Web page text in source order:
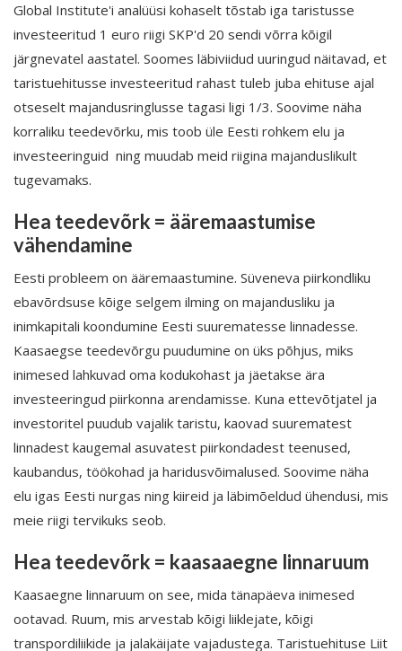
Global Institute'i analüüsi kohaselt tõstab iga taristusse
investeeritud 1 euro riigi SKP'd 20 sendi võrra kõigil
järgnevatel aastatel. Soomes läbiviidud uuringud näitavad, et
taristuehitusse investeeritud rahast tuleb juba ehituse ajal
otseselt majandusringlusse tagasi ligi 1/3. Soovime näha
korraliku teedevõrku, mis toob üle Eesti rohkem elu ja
investeeringuid ning muudab meid riigina majanduslikult
tugevamaks.
Hea teedevõrk = ääremaastumise
vähendamine
Eesti probleem on ääremaastumine. Süveneva piirkondliku
ebavõrdsuse kõige selgem ilming on majandusliku ja
inimkapitali koondumine Eesti suurematesse linnadesse.
Kaasaegse teedevõrgu puudumine on üks põhjus, miks
inimesed lahkuvad oma kodukohast ja jäetakse ära
investeeringud piirkonna arendamisse. Kuna ettevõtjatel ja
investoritel puudub vajalik taristu, kaovad suurematest
linnadest kaugemal asuvatest piirkondadest teenused,
kaubandus, töökohad ja haridusvõimalused. Soovime näha
elu igas Eesti nurgas ning kiireid ja läbimõeldud ühendusi, mis
meie riigi tervikuks seob.
Hea teedevõrk = kaasaaegne linnaruum
Kaasaegne linnaruum on see, mida tänapäeva inimesed
ootavad. Ruum, mis arvestab kõigi liiklejate, kõigi
transpordiliikide ja jalakäijate vajadustega. Taristuehituse Liit